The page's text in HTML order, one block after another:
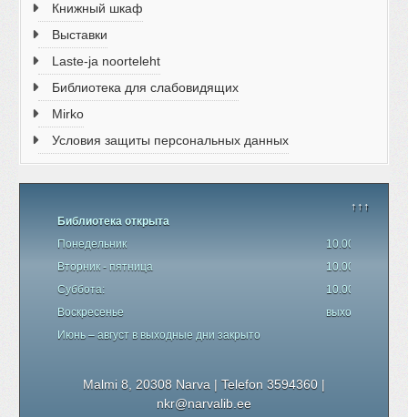
↑↑↑
Библиотека открыта
Понедельник
10.00 - 19.00
Вторник - пятница
10.00 - 18.00
Суббота:
10.00 - 17.00
Воскресенье
выходной день
Июнь – август в выходные дни закрыто
Malmi 8, 20308 Narva | Telefon 3594360 |
nkr@narvalib.ee
Книжный шкаф
Выставки
Laste-ja noorteleht
Библиотека для слабовидящих
Mirko
Условия защиты персональных данных